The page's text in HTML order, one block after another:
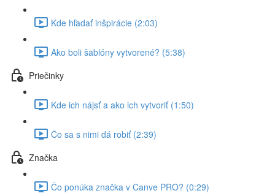
Kde hľadať inšpirácie (2:03)
Ako boli šablóny vytvorené? (5:38)
Priečinky
Kde ich nájsť a ako ich vytvoriť (1:50)
Čo sa s nimi dá robiť (2:39)
Značka
Čo ponúka značka v Canve PRO? (0:29)